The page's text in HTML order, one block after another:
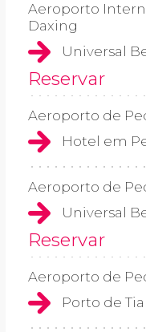
Aeroporto
Daxing
Universal
Reservar
Aeroporto de
Hotel em
Aeroporto de
Universal
Reservar
Aeroporto de
Porto de